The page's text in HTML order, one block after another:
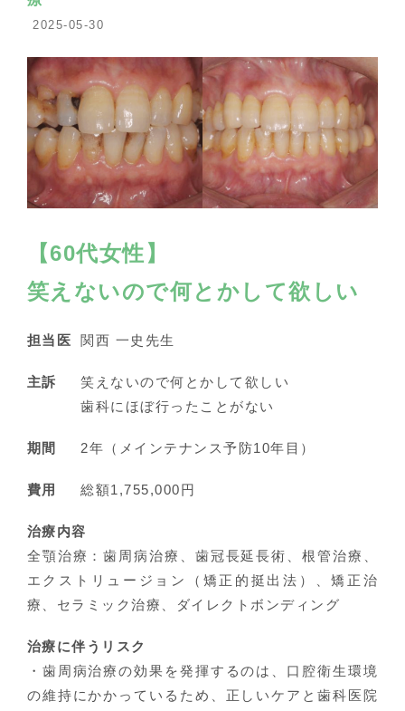
2025-05-30
【60代女性】
笑えないので何とかして欲しい
担当医 関西 一史先生
主訴
笑えないので何とかして欲しい
歯科にほぼ行ったことがない
期間 2年（メインテナンス予防10年目）
費用 総額1,755,000円
治療内容
全顎治療：歯周病治療、歯冠長延長術、根管治療、
エクストリュージョン（矯正的挺出法）、矯正治
療、セラミック治療、ダイレクトボンディング
治療に伴うリスク
・歯周病治療の効果を発揮するのは、口腔衛生環境
の維持にかかっているため、正しいケアと歯科医院